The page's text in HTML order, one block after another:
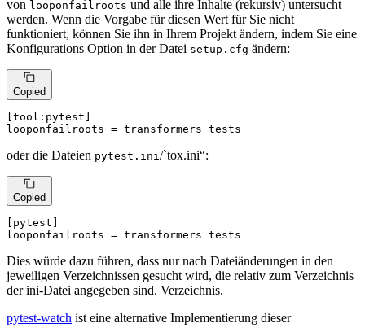
von looponfailroots und alle ihre Inhalte (rekursiv) untersucht
werden. Wenn die Vorgabe für diesen Wert für Sie nicht
funktioniert, können Sie ihn in Ihrem Projekt ändern, indem Sie eine
Konfigurations Option in der Datei setup.cfg ändern:
Copied
[tool:pytest]
looponfailroots = transformers tests
oder die Dateien pytest.ini /`tox.ini“:
Copied
[pytest]
looponfailroots = transformers tests
Dies würde dazu führen, dass nur nach Dateiänderungen in den
jeweiligen Verzeichnissen gesucht wird, die relativ zum Verzeichnis
der ini-Datei angegeben sind. Verzeichnis.
pytest-watch ist eine alternative Implementierung dieser